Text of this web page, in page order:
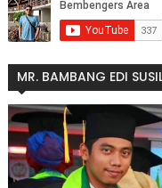
MR. BAMBANG EDI